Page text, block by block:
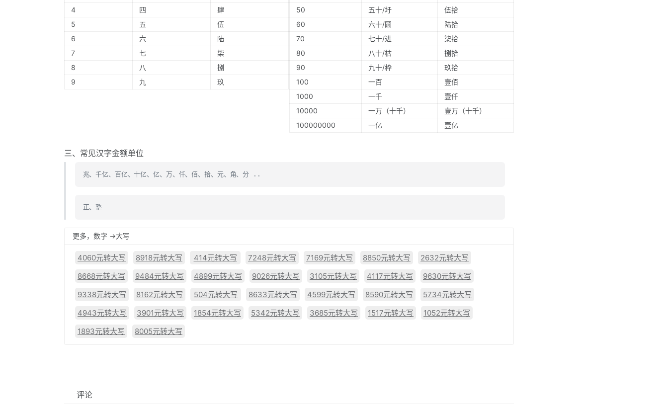
4
四
肆
5
五
伍
6
六
陆
7
七
柒
8
八
捌
9
九 玖
50
五十/圩
伍拾
60
六十/圆
陆拾
70
七十/进
柒拾
80
八十/枯
捌拾
90
九十/枠
玖拾
100
一百
壹佰
1000
一千
壹仟
10000
一万（十千）
壹万（十千）
100000000
一亿 壹亿
三、常见汉字金额单位
兆、千亿、百亿、十亿、亿、万、仟、佰、拾、元、角、分 ..
正、整
更多，数字 ->大写
4060元转大写 8918元转大写 414元转大写 7248元转大写 7169元转大写 8850元转大写
2632元转大写
8668元转大写
9484元转大写 4899元转大写 9026元转大写 3105元转大写 4117元转大写
9630元转大写
9338元转大写
8162元转大写 504元转大写 8633元转大写 4599元转大写 8590元转大写
5734元转大写
4943元转大写
3901元转大写 1854元转大写 5342元转大写 3685元转大写 1517元转大写
1052元转大写
1893元转大写
8005元转大写
评论